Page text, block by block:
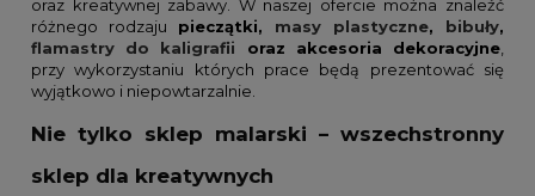
oraz kreatywnej zabawy. W naszej ofercie można znaleźć
różnego rodzaju pieczątki, masy plastyczne, bibuły,
flamastry do kaligrafii oraz akcesoria dekoracyjne
przy wykorzystaniu których prace będą prezentować się
wyjątkowo i niepowtarzalnie.
Nie tylko sklep malarski – wszechstronny
sklep dla kreatywnych